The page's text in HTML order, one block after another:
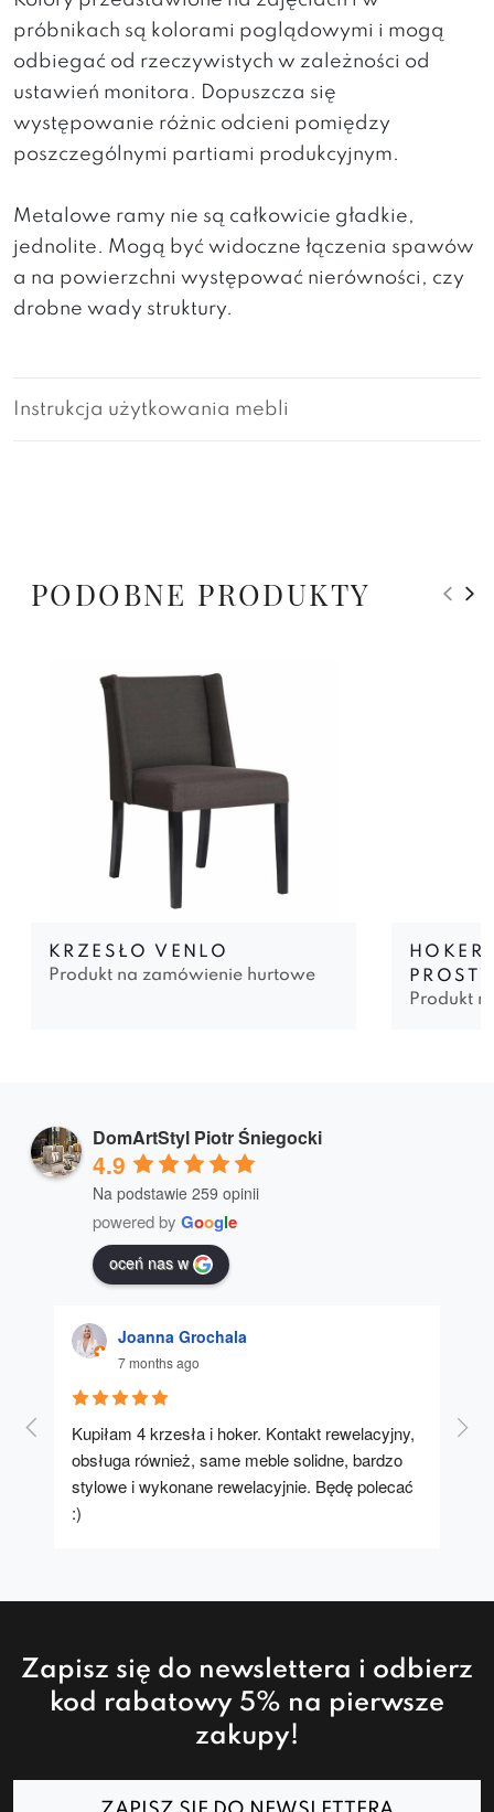
próbnikach są kolorami poglądowymi i mogą
odbiegać od rzeczywistych w zależności od
ustawień monitora. Dopuszcza się
występowanie różnic odcieni pomiędzy
poszczególnymi partiami produkcyjnym.
Metalowe ramy nie są całkowicie gładkie,
jednolite. Mogą być widoczne łączenia spawów
a na powierzchni występować nierówności, czy
drobne wady struktury.
Instrukcja użytkowania mebli
PODOBNE PRODUKTY
KRZESŁO VENLO
Produkt na zamówienie hurtowe
HOKER
PROSTY
Produkt
DomArtStyl Piotr Śniegocki
4.9
Na podstawie 259 opinii
powered by Google
oceń nas w
Joanna Grochala
7 months ago
Kupiłam 4 krzesła i hoker. Kontakt rewelacyjny,
obsługa również, same meble solidne, bardzo
stylowe i wykonane rewelacyjnie. Będę polecać
:)
A
Zapisz się do newslettera i odbierz
kod rabatowy 5% na pierwsze
zakupy!